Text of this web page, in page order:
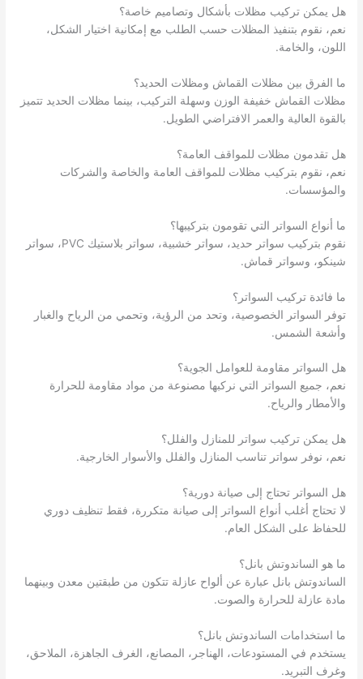
هل يمكن تركيب مظلات بأشكال وتصاميم خاصة؟
نعم، نقوم بتنفيذ المظلات حسب الطلب مع إمكانية اختيار الشكل،
اللون، والخامة.
ما الفرق بين مظلات القماش ومظلات الحديد؟
مظلات القماش خفيفة الوزن وسهلة التركيب، بينما مظلات الحديد تتميز
بالقوة العالية والعمر الافتراضي الطويل.
هل تقدمون مظلات للمواقف العامة؟
نعم، نقوم بتركيب مظلات للمواقف العامة والخاصة والشركات
والمؤسسات.
ما أنواع السواتر التي تقومون بتركيبها؟
نقوم بتركيب سواتر حديد، سواتر خشبية، سواتر بلاستيك PVC، سواتر
شينكو، وسواتر قماش.
ما فائدة تركيب السواتر؟
توفر السواتر الخصوصية، وتحد من الرؤية، وتحمي من الرياح والغبار
وأشعة الشمس.
هل السواتر مقاومة للعوامل الجوية؟
نعم، جميع السواتر التي نركبها مصنوعة من مواد مقاومة للحرارة
والأمطار والرياح.
هل يمكن تركيب سواتر للمنازل والفلل؟
نعم، نوفر سواتر تناسب المنازل والفلل والأسوار الخارجية.
هل السواتر تحتاج إلى صيانة دورية؟
لا تحتاج أغلب أنواع السواتر إلى صيانة متكررة، فقط تنظيف دوري
للحفاظ على الشكل العام.
ما هو الساندوتش بانل؟
الساندوتش بانل عبارة عن ألواح عازلة تتكون من طبقتين معدن وبينهما
مادة عازلة للحرارة والصوت.
ما استخدامات الساندوتش بانل؟
يستخدم في المستودعات، الهناجر، المصانع، الغرف الجاهزة، الملاحق،
وغرف التبريد.